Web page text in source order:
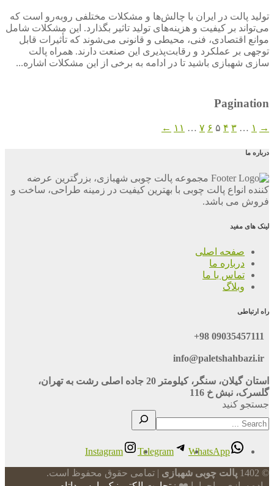
تولید پالت در ایران با چالش‌ها و مشکلات مختلفی روبه‌رو است که
می‌تواند بر کیفیت و هزینه‌های تولید تاثیر بگذارد. این مشکلات شامل
موانع اقتصادی، فنی، محیطی و قانونی می‌شوند که تأثیرات قابل
توجهی بر عملکرد و رقابت‌پذیری این صنعت دارند. همراه پالت
سازی شهبازی باشید تا در ادامه به برخی از این مشکلات اشاره...
Pagination
→ ۱ … ۳ ۴ ۵ ۶ ۷ … ۱۱ ←
درباره ما
مجموعه پالت چوبی شهبازی، بزرگترین عرضه
کننده انواع پالت چوبی با بهترین کیفیت در زمینه طراحی، ساخت و
فروش می باشد.
لینک های مفید
صفحه اصلی
درباره ما
تماس با ما
وبلاگ
راه ارتباطی
09035457111 98+
info@paletshahbazi.ir
استان گیلان، سنگر، کیلومتر 20 جاده اصلی رشت به تهران،
گلسرک، نبش خ 116
جستجو کنید
WhatsApp
Telegram
Instagram
© 1402 پالت چوبی شهبازی | تمامی حقوق محفوظ است.